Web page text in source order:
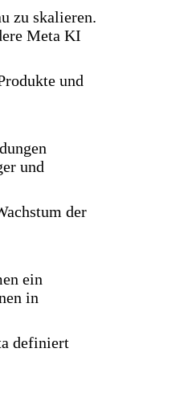
zu skalieren.
Meta KI
und
und
der
ein
in
definiert